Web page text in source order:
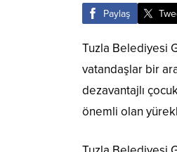
Paylaş
Tuzla Belediyesi
vatandaşlar bir
dezavantajlı
önemli olan